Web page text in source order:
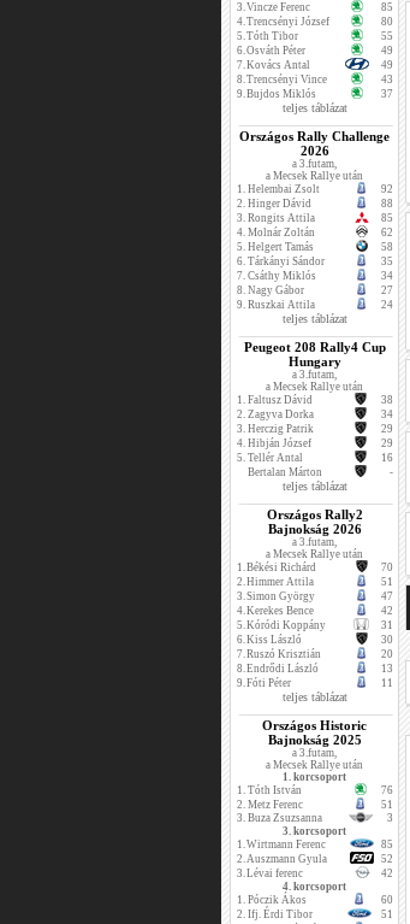
3.Vincze Ferenc
85
4.Trencsényi József
80
5.Tóth Tibor
55
6.Osváth Péter
49
7.Kovács Antal
49
8.Trencsényi Vince
43
9.Bujdos Miklós 37
teljes táblázat
Országos Rally Challenge
2026
a 3.futam,
a Mecsek Rallye után
1. Helembai Zsolt
92
2. Hinger Dávid
88
3. Rongits Attila
85
4. Molnár Zoltán
62
5. Helgert Tamás
58
6. Tárkányi Sándor
35
7. Csáthy Miklós
34
8. Nagy Gábor
27
9. Ruszkai Attila 24
teljes táblázat
Peugeot 208 Rally4 Cup
Hungary
a 3.futam,
a Mecsek Rallye után
1. Faltusz Dávid
38
2. Zagyva Dorka
34
3. Herczig Patrik
29
4. Hibján József
29
5. Tellér Antal
16
Bertalan Márton
-
teljes táblázat
Országos Rally2
Bajnokság 2026
a 3.futam,
a Mecsek Rallye után
1.Békési Richárd
70
2.Himmer Attila
51
3.Simon György
47
4.Kerekes Bence
42
5.Kóródi Koppány
31
6.Kiss László
30
7.Ruszó Krisztián
20
8.Endrődi László
13
9.Fóti Péter 11
teljes táblázat
Országos Historic
Bajnokság 2025
a 3.futam,
a Mecsek Rallye után
1. korcsoport
1. Tóth István
76
2. Metz Ferenc
51
3. Buza Zsuzsanna
3
3. korcsoport
1.Wirtmann Ferenc
85
2.Auszmann Gyula
52
3.Lévai ferenc
42
4. korcsoport
1. Póczik Ákos
60
2. Ifj. Érdi Tibor
51